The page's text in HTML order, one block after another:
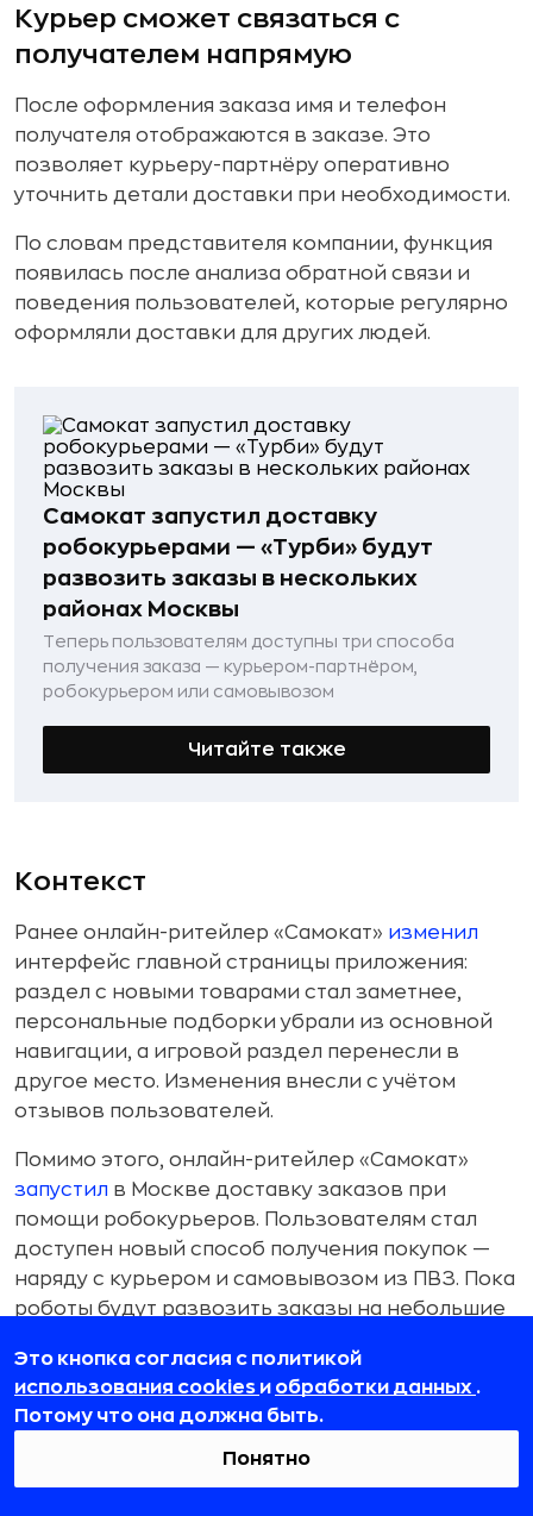
Курьер сможет связаться с
получателем напрямую
После оформления заказа имя и телефон
получателя отображаются в заказе. Это
позволяет курьеру-партнёру оперативно
уточнить детали доставки при необходимости.
По словам представителя компании, функция
появилась после анализа обратной связи и
поведения пользователей, которые регулярно
оформляли доставки для других людей.
Самокат запустил доставку
робокурьерами — «Турби» будут
развозить заказы в нескольких
районах Москвы
Теперь пользователям доступны три способа
получения заказа — курьером-партнёром,
робокурьером или самовывозом
Читайте также
Контекст
Ранее онлайн-ритейлер «Самокат» изменил
интерфейс главной страницы приложения:
раздел с новыми товарами стал заметнее,
персональные подборки убрали из основной
навигации, а игровой раздел перенесли в
другое место. Изменения внесли с учётом
отзывов пользователей.
Помимо этого, онлайн-ритейлер «Самокат»
запустил в Москве доставку заказов при
помощи робокурьеров. Пользователям стал
доступен новый способ получения покупок —
наряду с курьером и самовывозом из ПВЗ. Пока
роботы будут развозить заказы на небольшие
Это кнопка согласия с политикой
использования cookies и обработки данных .
Потому что она должна быть.
Понятно